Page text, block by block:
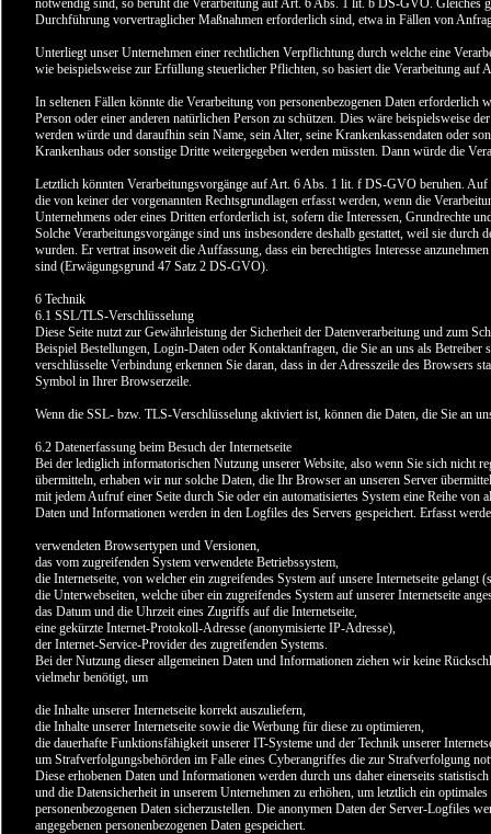
notwendig sind, so beruht die Verarbeitung auf Art. 6 Abs. 1 lit. b DS-GVO. Gleiches
Durchführung vorvertraglicher Maßnahmen erforderlich sind, etwa in Fällen von
Unterliegt unser Unternehmen einer rechtlichen Verpflichtung durch welche eine
wie beispielsweise zur Erfüllung steuerlicher Pflichten, so basiert die Verarbeitung
In seltenen Fällen könnte die Verarbeitung von personenbezogenen Daten erforderlich
Person oder einer anderen natürlichen Person zu schützen. Dies wäre beispielsweise
werden würde und daraufhin sein Name, sein Alter, seine Krankenkassendaten oder
Krankenhaus oder sonstige Dritte weitergegeben werden müssten. Dann würde die
Letztlich könnten Verarbeitungsvorgänge auf Art. 6 Abs. 1 lit. f DS-GVO beruhen. Auf
die von keiner der vorgenannten Rechtsgrundlagen erfasst werden, wenn die
Unternehmens oder eines Dritten erforderlich ist, sofern die Interessen, Grundrechte
Solche Verarbeitungsvorgänge sind uns insbesondere deshalb gestattet, weil sie durch
wurden. Er vertrat insoweit die Auffassung, dass ein berechtigtes Interesse
sind (Erwägungsgrund 47 Satz 2 DS-GVO).
6 Technik
6.1 SSL/TLS-Verschlüsselung
Diese Seite nutzt zur Gewährleistung der Sicherheit der Datenverarbeitung und zum
Beispiel Bestellungen, Login-Daten oder Kontaktanfragen, die Sie an uns als Betreiber
verschlüsselte Verbindung erkennen Sie daran, dass in der Adresszeile des Browsers
Symbol in Ihrer Browserzeile.
Wenn die SSL- bzw. TLS-Verschlüsselung aktiviert ist, können die Daten, die Sie an
6.2 Datenerfassung beim Besuch der Internetseite
Bei der lediglich informatorischen Nutzung unserer Website, also wenn Sie sich nicht
übermitteln, erhaben wir nur solche Daten, die Ihr Browser an unseren Server
mit jedem Aufruf einer Seite durch Sie oder ein automatisiertes System eine Reihe von
Daten und Informationen werden in den Logfiles des Servers gespeichert. Erfasst
verwendeten Browsertypen und Versionen,
das vom zugreifenden System verwendete Betriebssystem,
die Internetseite, von welcher ein zugreifendes System auf unsere Internetseite gelangt
die Unterwebseiten, welche über ein zugreifendes System auf unserer Internetseite
das Datum und die Uhrzeit eines Zugriffs auf die Internetseite,
eine gekürzte Internet-Protokoll-Adresse (anonymisierte IP-Adresse),
der Internet-Service-Provider des zugreifenden Systems.
Bei der Nutzung dieser allgemeinen Daten und Informationen ziehen wir keine
vielmehr benötigt, um
die Inhalte unserer Internetseite korrekt auszuliefern,
die Inhalte unserer Internetseite sowie die Werbung für diese zu optimieren,
die dauerhafte Funktionsfähigkeit unserer IT-Systeme und der Technik unserer
um Strafverfolgungsbehörden im Falle eines Cyberangriffes die zur Strafverfolgung
Diese erhobenen Daten und Informationen werden durch uns daher einerseits
und die Datensicherheit in unserem Unternehmen zu erhöhen, um letztlich ein
personenbezogenen Daten sicherzustellen. Die anonymen Daten der Server-Logfiles
angegebenen personenbezogenen Daten gespeichert.